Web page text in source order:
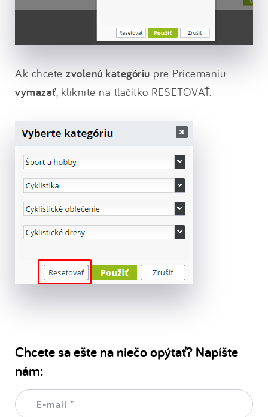
Ak chcete zvolenú kategóriu pre Pricemaniu
vymazať, kliknite na tlačítko RESETOVAŤ.
Chcete sa ešte na niečo opýtať? Napíšte
nám:
E-
mail: